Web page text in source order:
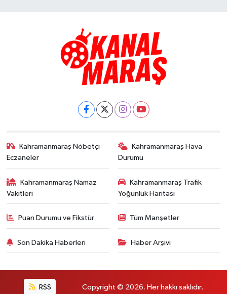
Kahramanmaraş Nöbetçi
Eczaneler
Kahramanmaraş Hava
Durumu
Kahramanmaraş Namaz
Vakitleri
Kahramanmaraş Trafik
Yoğunluk Haritası
Puan Durumu ve Fikstür Tüm Manşetler
Son Dakika Haberleri Haber Arşivi
RSS Copyright © 2026. Her hakkı saklıdır.